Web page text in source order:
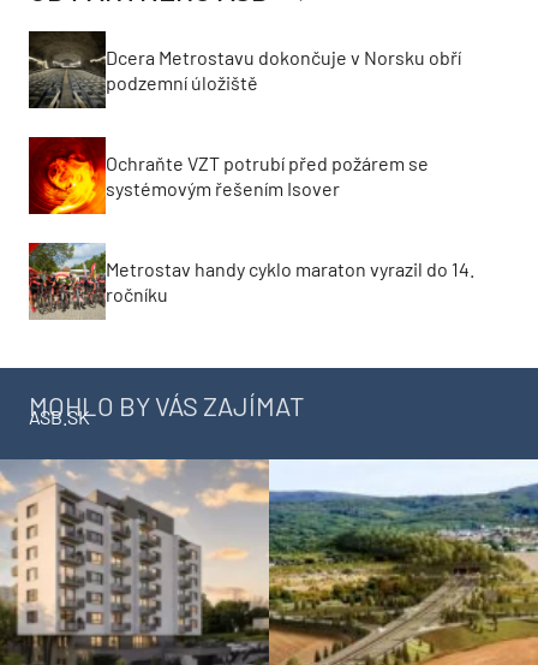
Dcera Metrostavu dokončuje v Norsku obří
podzemní úložiště
Ochraňte VZT potrubí před požárem se
systémovým řešením Isover
Metrostav handy cyklo maraton vyrazil do 14.
ročníku
MOHLO BY VÁS ZAJÍMAT
ASB.SK